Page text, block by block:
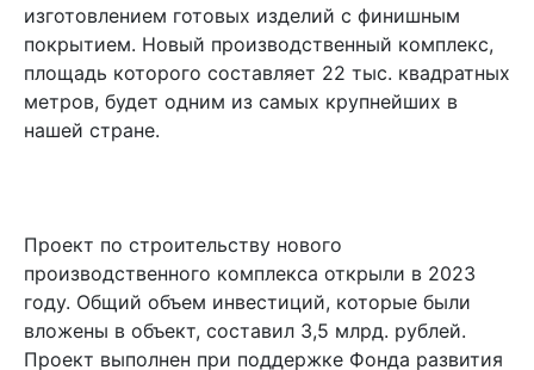
изготовлением готовых изделий с финишным
покрытием. Новый производственный комплекс,
площадь которого составляет 22 тыс. квадратных
метров, будет одним из самых крупнейших в
нашей стране.
Проект по строительству нового
производственного комплекса открыли в 2023
году. Общий объем инвестиций, которые были
вложены в объект, составил 3,5 млрд. рублей.
Проект выполнен при поддержке Фонда развития